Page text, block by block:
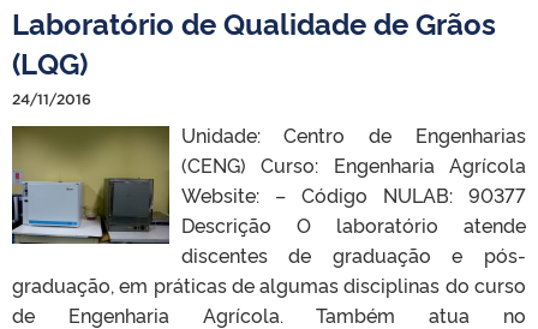
Laboratório de Qualidade de Grãos
(LQG)
24/11/2016
Unidade: Centro de Engenharias
(CENG) Curso: Engenharia Agrícola
Website: – Código NULAB: 90377
Descrição O laboratório atende
discentes de graduação e pós-
graduação, em práticas de algumas disciplinas do curso
de Engenharia Agrícola. Também atua no